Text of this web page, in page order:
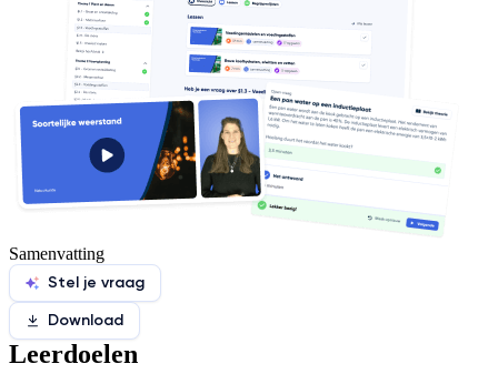
Samenvatting
Stel je vraag
Download
Leerdoelen